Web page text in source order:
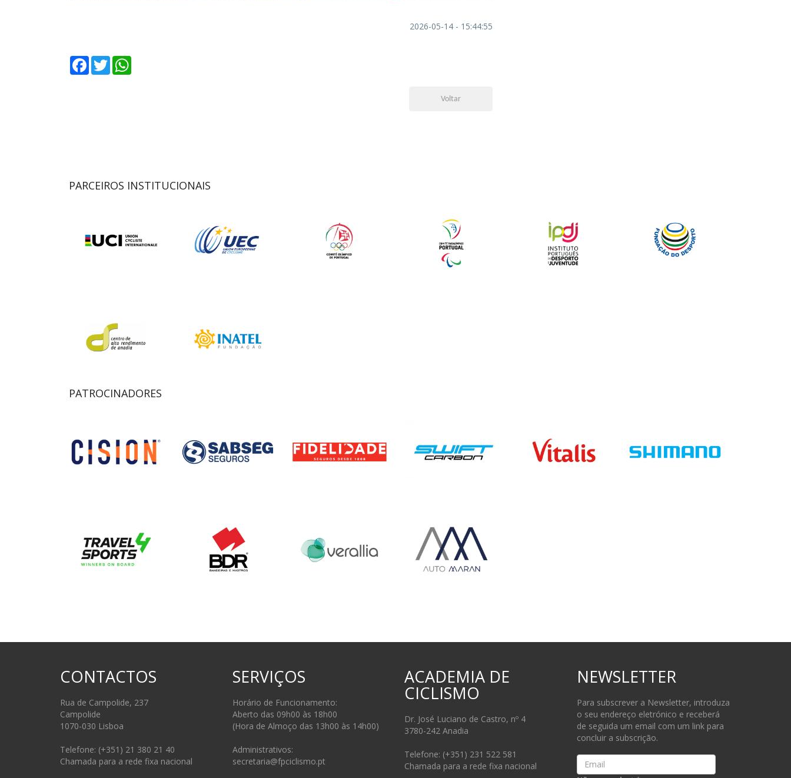
2026-05-14 - 15:44:55
Facebook
Twitter
Voltar
PARCEIROS INSTITUCIONAIS
PATROCINADORES
CONTACTOS
Rua de Campolide, 237
Campolide
1070-030 Lisboa
Telefone: (+351) 21 380 21 40
Chamada para a rede fixa nacional
SERVIÇOS
Horário de Funcionamento:
Aberto das 09h00 às 18h00
(Hora de Almoço das 13h00 às 14h00)
Administrativos:
secretaria@fpciclismo.pt
ACADEMIA DE
CICLISMO
Dr. José Luciano de Castro, nº 4
3780-242 Anadia
Telefone: (+351) 231 522 581
Chamada para a rede fixa nacional
NEWSLETTER
Para subscrever a Newsletter, introduza
o seu endereço eletrónico e receberá
de seguida um email com um link para
concluir a subscrição.
Email